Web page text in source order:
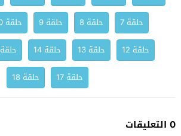
حلقة 7
حلقة 8 حلقة 9 حلقة 10
حلقة 12
حلقة 13 حلقة 14 حلقة 15
حلقة 17
حلقة 18
0 التعليقات